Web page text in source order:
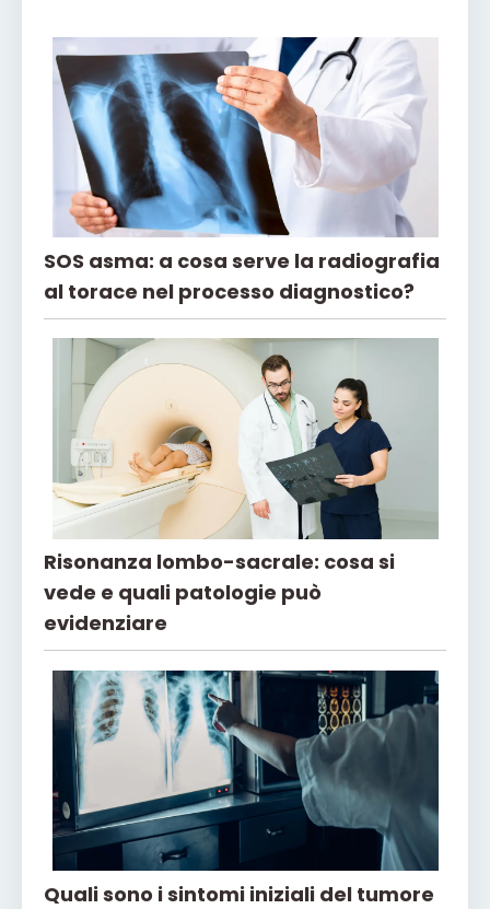
SOS asma: a cosa serve la radiografia
al torace nel processo diagnostico?
Risonanza lombo-sacrale: cosa si
vede e quali patologie può
evidenziare
Quali sono i sintomi iniziali del tumore